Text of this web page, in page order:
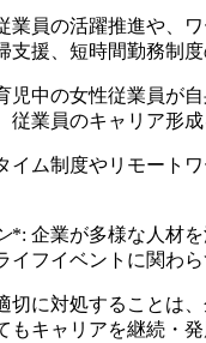
業員の活躍推進や、
支援、短時間勤務制
児中の女性従業員が
業員のキャリア形
イム制度やリモート
*: 企業が多様な人材
イフイベントに関わ
切に対処することは
もキャリアを継続・